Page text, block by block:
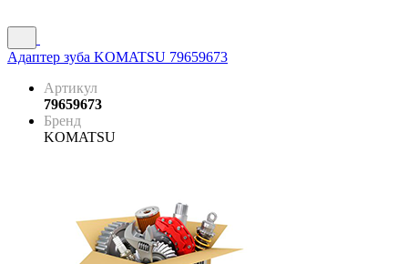
Адаптер зуба KOMATSU 79659673
Артикул
79659673
Бренд
KOMATSU